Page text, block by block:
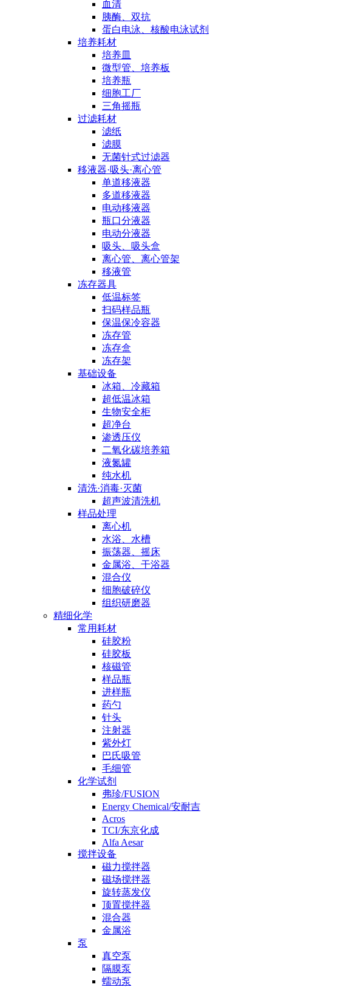
血清
胰酶、双抗
蛋白电泳、核酸电泳试剂
培养耗材
培养皿
微型管、培养板
培养瓶
细胞工厂
三角摇瓶
过滤耗材
滤纸
滤膜
无菌针式过滤器
移液器·吸头·离心管
单道移液器
多道移液器
电动移液器
瓶口分液器
电动分液器
吸头、吸头盒
离心管、离心管架
移液管
冻存器具
低温标签
扫码样品瓶
保温保冷容器
冻存管
冻存盒
冻存架
基础设备
冰箱、冷藏箱
超低温冰箱
生物安全柜
超净台
渗透压仪
二氧化碳培养箱
液氮罐
纯水机
清洗·消毒·灭菌
超声波清洗机
样品处理
离心机
水浴、水槽
振荡器、摇床
金属浴、干浴器
混合仪
细胞破碎仪
组织研磨器
精细化学
常用耗材
硅胶粉
硅胶板
核磁管
样品瓶
进样瓶
药勺
针头
注射器
紫外灯
巴氏吸管
毛细管
化学试剂
弗珍/FUSION
Energy Chemical/安耐吉
Acros
TCI/东京化成
Alfa Aesar
搅拌设备
磁力搅拌器
磁场搅拌器
旋转蒸发仪
顶置搅拌器
混合器
金属浴
泵
真空泵
隔膜泵
蠕动泵